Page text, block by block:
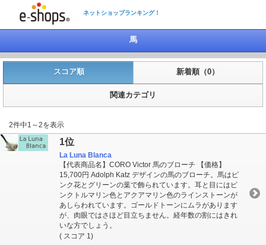
ネットショップランキング！
馬
スコア順 新着順（0）
関連カテゴリ
2件中1～2を表示
1位
La Luna Blanca
【代表商品名】CORO Victor 馬のブローチ 【価格】
15,700円 Adolph Katz デザインの馬のブローチ。馬はピ
ンク花とグリーンの葉で飾られています。耳と目にはピ
ンクトルマリン色とアクアマリン色のラインストーンが
あしらわれています。ゴールドトーンにムラがあります
が、肉眼ではさほど目立ちません。経年数の割にはきれ
いな方でしょう。
( スコア 1)